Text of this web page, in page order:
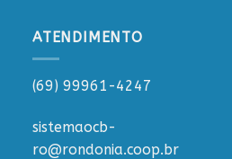
ATENDIMENTO
(69) 99961-4247
sistemaocb-
ro@rondonia.coop.br